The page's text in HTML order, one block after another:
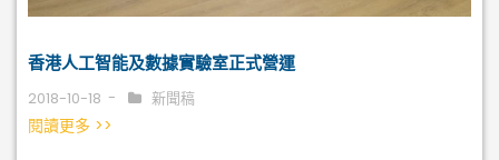
香港人工智能及數據實驗室正式營運
2018-10-18 新聞稿
閱讀更多 >>